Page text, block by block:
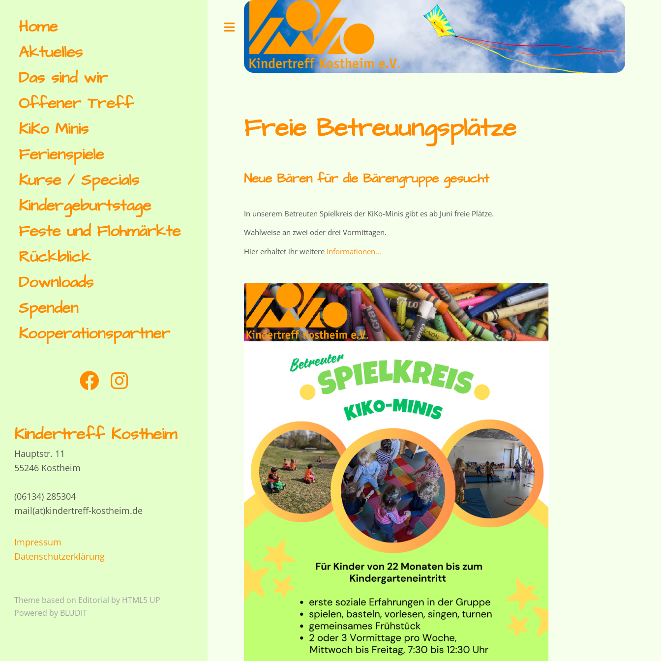
Freie Betreuungsplätze
Neue Bären für die Bärengruppe gesucht
In unserem Betreuten Spielkreis der KiKo-Minis gibt es ab Juni freie Plätze.
Wahlweise an zwei oder drei Vormittagen.
Hier erhaltet ihr weitere Informationen...
Home
Aktuelles
Das sind wir
Offener Treff
KiKo Minis
Ferienspiele
Kurse / Specials
Kindergeburtstage
Feste und Flohmärkte
Rückblick
Downloads
Spenden
Kooperationspartner
Kindertreff Kostheim
Hauptstr. 11
55246 Kostheim
(06134) 285304
mail(at)kindertreff-kostheim.de
Impressum
Datenschutzerklärung
Theme based on Editorial by HTML5 UP
Powered by BLUDIT
Toggle